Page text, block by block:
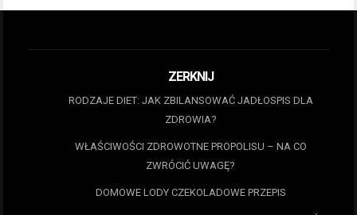
ZERKNIJ
RODZAJE DIET: JAK ZBILANSOWAĆ JADŁOSPIS DLA
ZDROWIA?
WŁAŚCIWOŚCI ZDROWOTNE PROPOLISU – NA CO
ZWRÓCIĆ UWAGĘ?
DOMOWE LODY CZEKOLADOWE PRZEPIS